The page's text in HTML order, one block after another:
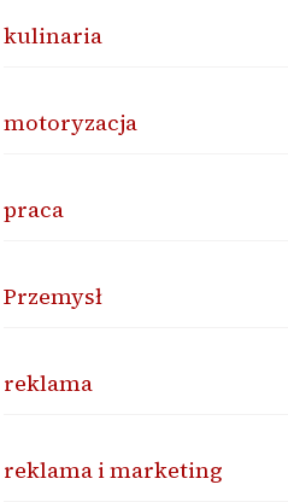
kulinaria
motoryzacja
praca
Przemysł
reklama
reklama i marketing